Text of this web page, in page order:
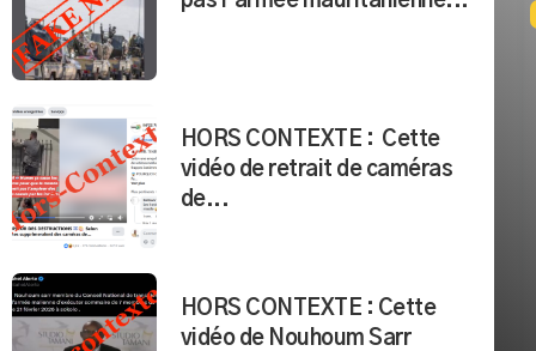
HORS CONTEXTE : Cette
vidéo de retrait de caméras
de...
HORS CONTEXTE : Cette
vidéo de Nouhoum Sarr